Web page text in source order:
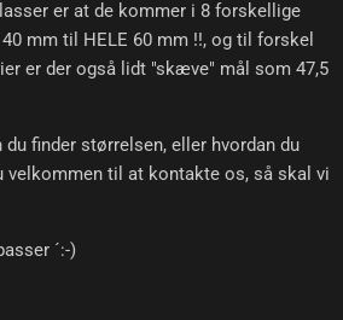
er at de kommer i 8 forskellige
mm til HELE 60 mm !!, og til forskel
er der også lidt "skæve" mål som 47,5
finder størrelsen, eller hvordan du
velkommen til at kontakte os, så skal vi
´:-)